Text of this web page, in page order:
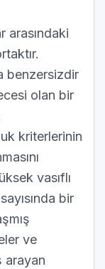
arasındaki
benzersizdir
olan bir
kriterlerinin
vasıflı
bir
ve
arayan